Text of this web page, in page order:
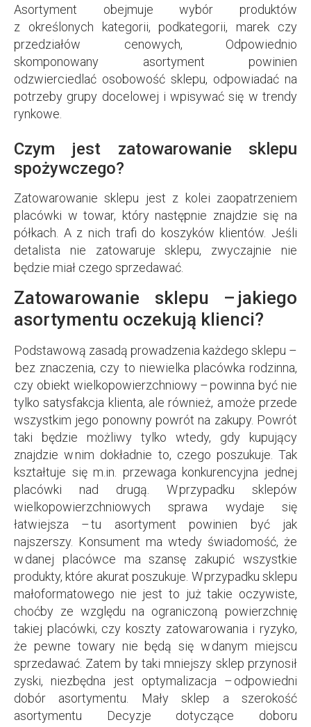
Asortyment obejmuje wybór produktów
z określonych kategorii, podkategorii, marek czy
przedziałów cenowych, Odpowiednio
skomponowany asortyment powinien
odzwierciedlać osobowość sklepu, odpowiadać na
potrzeby grupy docelowej i wpisywać się w trendy
rynkowe.
Czym jest zatowarowanie sklepu
spożywczego?
Zatowarowanie sklepu jest z kolei zaopatrzeniem
placówki w towar, który następnie znajdzie się na
półkach. A z nich trafi do koszyków klientów. Jeśli
detalista nie zatowaruje sklepu, zwyczajnie nie
będzie miał czego sprzedawać.
Zatowarowanie sklepu – jakiego
asortymentu oczekują klienci?
Podstawową zasadą prowadzenia każdego sklepu –
bez znaczenia, czy to niewielka placówka rodzinna,
czy obiekt wielkopowierzchniowy – powinna być nie
tylko satysfakcja klienta, ale również, a może przede
wszystkim jego ponowny powrót na zakupy. Powrót
taki będzie możliwy tylko wtedy, gdy kupujący
znajdzie w nim dokładnie to, czego poszukuje. Tak
kształtuje się m.in. przewaga konkurencyjna jednej
placówki nad drugą. W przypadku sklepów
wielkopowierzchniowych sprawa wydaje się
łatwiejsza – tu asortyment powinien być jak
najszerszy. Konsument ma wtedy świadomość, że
w danej placówce ma szansę zakupić wszystkie
produkty, które akurat poszukuje. W przypadku sklepu
małoformatowego nie jest to już takie oczywiste,
choćby ze względu na ograniczoną powierzchnię
takiej placówki, czy koszty zatowarowania i ryzyko,
że pewne towary nie będą się w danym miejscu
sprzedawać. Zatem by taki mniejszy sklep przynosił
zyski, niezbędna jest optymalizacja – odpowiedni
dobór asortymentu. Mały sklep a szerokość
asortymentu Decyzje dotyczące doboru